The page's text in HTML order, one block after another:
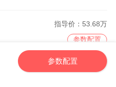
指导价： 53.68万
参数配置
参数配置